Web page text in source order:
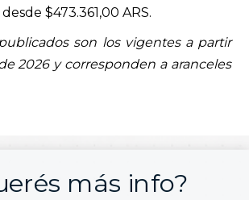
desde $473.361,00 ARS.
son los vigentes a partir
2026 y corresponden a aranceles
más info?